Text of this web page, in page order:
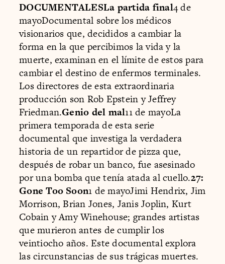
DOCUMENTALESLa partida final4 de
mayoDocumental sobre los médicos
visionarios que, decididos a cambiar la
forma en la que percibimos la vida y la
muerte, examinan en el límite de estos para
cambiar el destino de enfermos terminales.
Los directores de esta extraordinaria
producción son Rob Epstein y Jeffrey
Friedman.Genio del mal11 de mayoLa
primera temporada de esta serie
documental que investiga la verdadera
historia de un repartidor de pizza que,
después de robar un banco, fue asesinado
por una bomba que tenía atada al cuello.27:
Gone Too Soon1 de mayoJimi Hendrix, Jim
Morrison, Brian Jones, Janis Joplin, Kurt
Cobain y Amy Winehouse; grandes artistas
que murieron antes de cumplir los
veintiocho años. Este documental explora
las circunstancias de sus trágicas muertes.